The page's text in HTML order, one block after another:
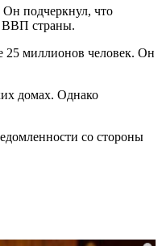
Он подчеркнул, что
ВВП страны.
25 миллионов человек. Он
домах. Однако
со стороны